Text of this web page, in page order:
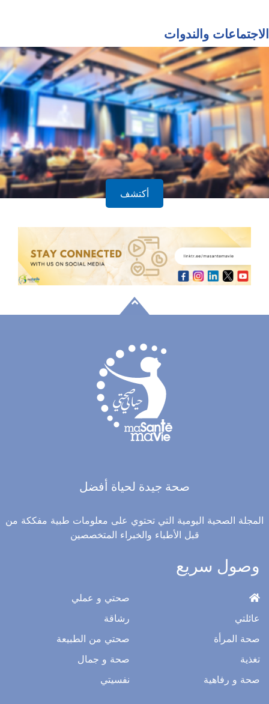
الاجتماعات والندوات
أكتشف
صحة جيدة لحياة أفضل
المجلة الصحية اليومية التي تحتوي على معلومات طبية مفككة من
قبل الأطباء والخبراء المتخصصين
وصول سريع
عائلتي
صحة المرأة
تغذية
صحة و رفاهية
صحتي و عملي
رشاقة
صحتي من الطبيعة
صحة و جمال
نفسيتي